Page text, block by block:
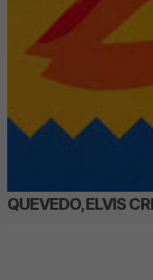
QUEVEDO, ELVIS